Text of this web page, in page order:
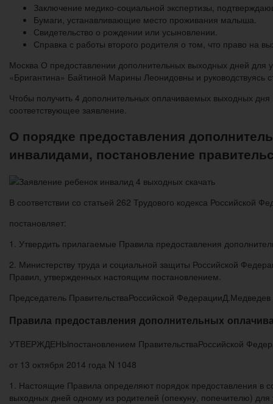
Заключение медико-социальной экспертизы,
Бумаги, устанавливающие место проживания малыша.
Свидетельство о рождении или усыновлении.
Справка с работы второго родителя о том, что право на
Москва О предоставлении дополнительных выходных дней
«Бригантина» Байтиной Марины Леонидовны и руководствуясь
Чтобы получить 4 дополнительных оплачиваемых выходных
соответствующее заявление.
О порядке предоставления
инвалидами, постановление
В соответствии со статьей 262 Трудового кодекса Российской
постановляет:
1. Утвердить прилагаемые Правила предоставления
2. Министерству труда и социальной защиты Российской
Правил, утвержденных настоящим постановлением.
Председатель ПравительстваРоссийской ФедерацииД.Медведев
Правила предоставления дополнительных
УТВЕРЖДЕНЫпостановлением ПравительстваРоссийской
от 13 октября 2014 года N 1048
1. Настоящие Правила определяют порядок предоставления в
выходных дней одному из родителей (опекуну, попечителю)